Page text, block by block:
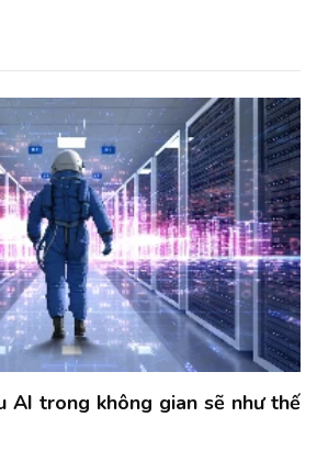
AI trong không gian sẽ như thế